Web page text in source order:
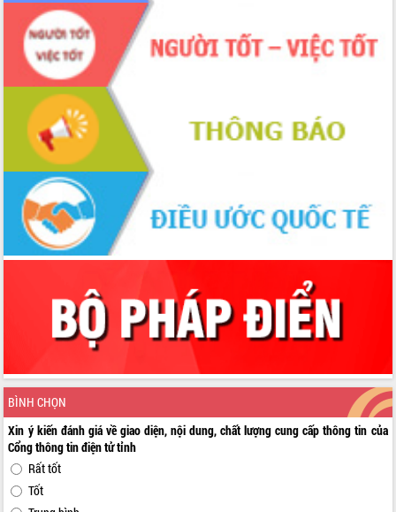
BÌNH CHỌN
Xin ý kiến đánh giá về giao diện, nội dung, chất lượng cung cấp thông tin của
Cổng thông tin điện tử tỉnh
Rất tốt
Tốt